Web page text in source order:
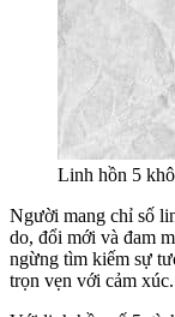
Linh hồn 5
Người mang chỉ số
do, đổi mới và đam
ngừng tìm kiếm sự
trọn vẹn với cảm xúc.